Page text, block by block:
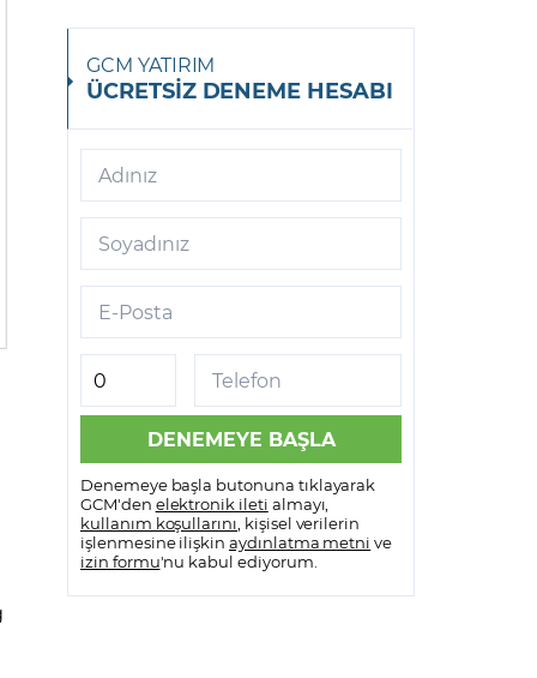
GCM YATIRIM
ÜCRETSİZ DENEME HESABI
Adınız
Soyadınız
E-Posta
Telefon
Denemeye başla butonuna tıklayarak
GCM'den elektronik ileti almayı,
kullanım koşullarını , kişisel verilerin
işlenmesine ilişkin aydınlatma metni ve
izin formu'nu kabul ediyorum.